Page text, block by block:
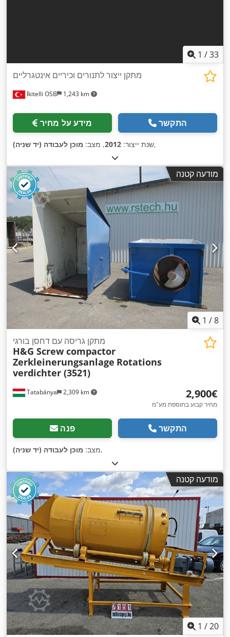
1 /33
İkitelli OSB 1,243 km
מתקן ייצור לתנורים וכיריים אינטגרליים
מידע על מחיר התקשר
שנת ייצור: 2012, מצב: מוכן לעבודה (יד שניה) ,
מודעה קטנה
1 /8
Tatabánya 2,309 km
מתקן גריסה עם דחסן בורגי
H&G Screw compactor
Zerkleinerungsanlage Rotations
verdichter (3521)
‏2,900 ‏€
מחיר קבוע בתוספת מע"מ
פנה התקשר
מצב: מוכן לעבודה (יד שניה) ,
מודעה קטנה
1 /20